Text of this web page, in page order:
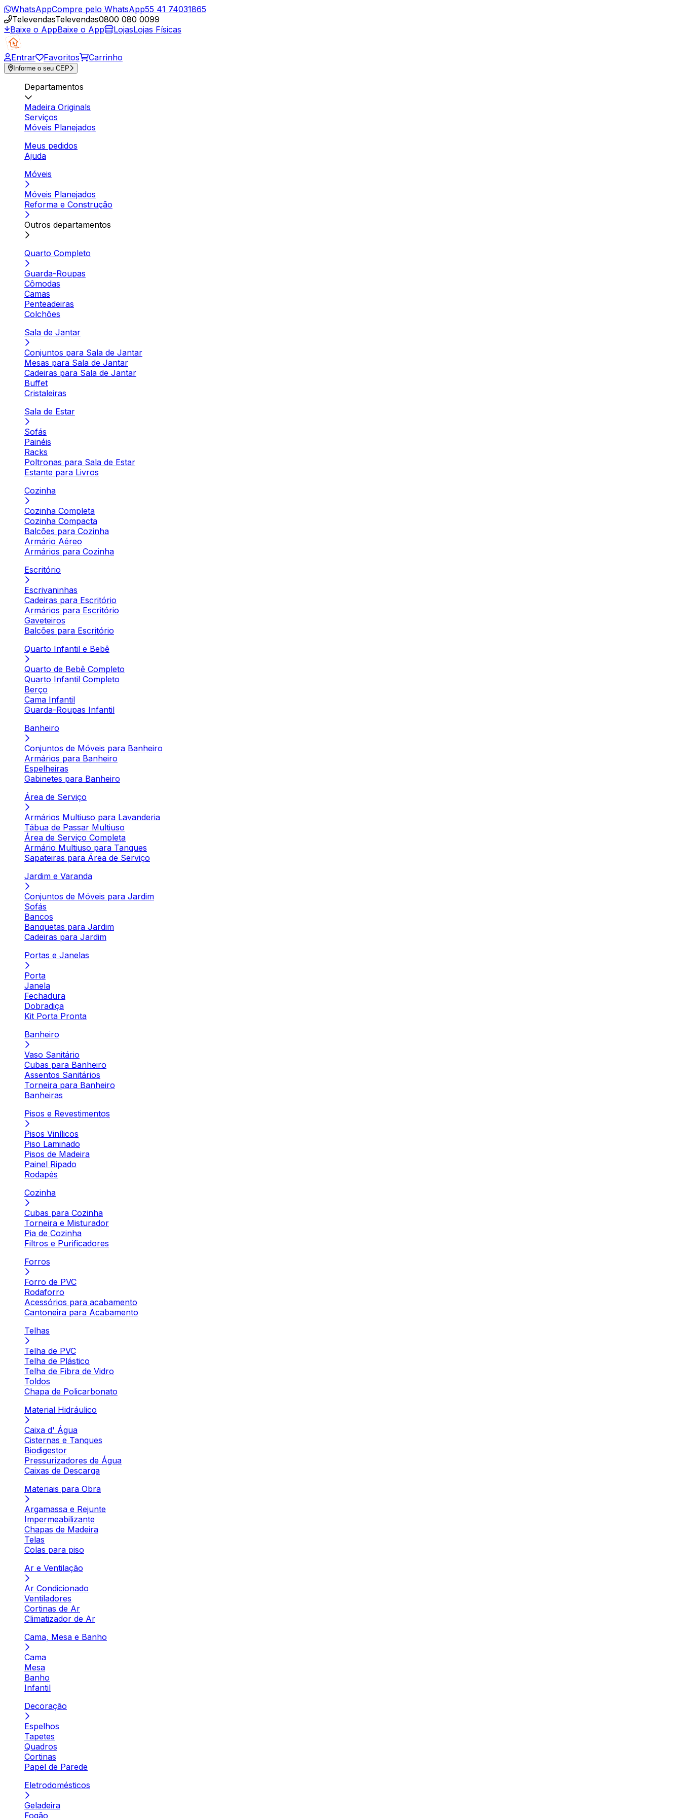
WhatsAppCompre pelo WhatsApp55 41 74031865
TelevendasTelevendas0800 080 0099
Baixe o AppBaixe o App LojasLojas Físicas
Entrar Favoritos Carrinho
Informe o seu CEP
Departamentos
Madeira Originals
Serviços
Móveis Planejados
Meus pedidos
Ajuda
Móveis
Móveis Planejados
Reforma e Construção
Outros departamentos
Quarto Completo
Guarda-Roupas
Cômodas
Camas
Penteadeiras
Colchões
Sala de Jantar
Conjuntos para Sala de Jantar
Mesas para Sala de Jantar
Cadeiras para Sala de Jantar
Buffet
Cristaleiras
Sala de Estar
Sofás
Painéis
Racks
Poltronas para Sala de Estar
Estante para Livros
Cozinha
Cozinha Completa
Cozinha Compacta
Balcões para Cozinha
Armário Aéreo
Armários para Cozinha
Escritório
Escrivaninhas
Cadeiras para Escritório
Armários para Escritório
Gaveteiros
Balcões para Escritório
Quarto Infantil e Bebê
Quarto de Bebê Completo
Quarto Infantil Completo
Berço
Cama Infantil
Guarda-Roupas Infantil
Banheiro
Conjuntos de Móveis para Banheiro
Armários para Banheiro
Espelheiras
Gabinetes para Banheiro
Área de Serviço
Armários Multiuso para Lavanderia
Tábua de Passar Multiuso
Área de Serviço Completa
Armário Multiuso para Tanques
Sapateiras para Área de Serviço
Jardim e Varanda
Conjuntos de Móveis para Jardim
Sofás
Bancos
Banquetas para Jardim
Cadeiras para Jardim
Portas e Janelas
Porta
Janela
Fechadura
Dobradiça
Kit Porta Pronta
Banheiro
Vaso Sanitário
Cubas para Banheiro
Assentos Sanitários
Torneira para Banheiro
Banheiras
Pisos e Revestimentos
Pisos Vinílicos
Piso Laminado
Pisos de Madeira
Painel Ripado
Rodapés
Cozinha
Cubas para Cozinha
Torneira e Misturador
Pia de Cozinha
Filtros e Purificadores
Forros
Forro de PVC
Rodaforro
Acessórios para acabamento
Cantoneira para Acabamento
Telhas
Telha de PVC
Telha de Plástico
Telha de Fibra de Vidro
Toldos
Chapa de Policarbonato
Material Hidráulico
Caixa d' Água
Cisternas e Tanques
Biodigestor
Pressurizadores de Água
Caixas de Descarga
Materiais para Obra
Argamassa e Rejunte
Impermeabilizante
Chapas de Madeira
Telas
Colas para piso
Ar e Ventilação
Ar Condicionado
Ventiladores
Cortinas de Ar
Climatizador de Ar
Cama, Mesa e Banho
Cama
Mesa
Banho
Infantil
Decoração
Espelhos
Tapetes
Quadros
Cortinas
Papel de Parede
Eletrodomésticos
Geladeira
Fogão